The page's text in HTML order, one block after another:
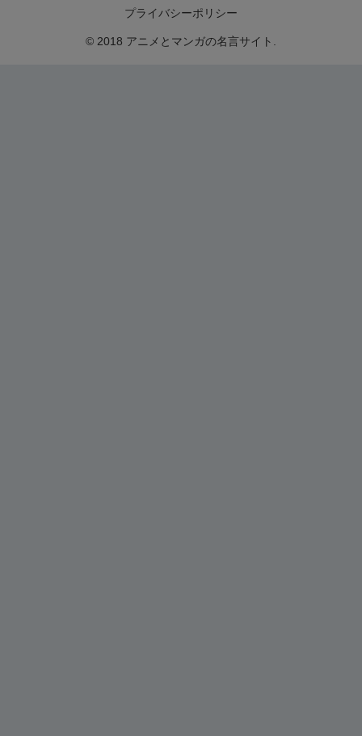
プライバシーポリシー
© 2018 アニメとマンガの名言サイト.